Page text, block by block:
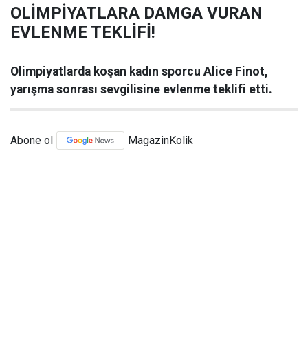
OLİMPİYATLARA DAMGA VURAN
EVLENME TEKLİFİ!
Olimpiyatlarda koşan kadın sporcu Alice Finot,
yarışma sonrası sevgilisine evlenme teklifi etti.
Abone ol MagazinKolik